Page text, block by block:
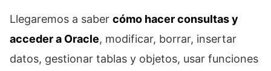
Llegaremos a saber cómo hacer consultas y
acceder a Oracle, modificar, borrar, insertar
datos, gestionar tablas y objetos, usar funciones